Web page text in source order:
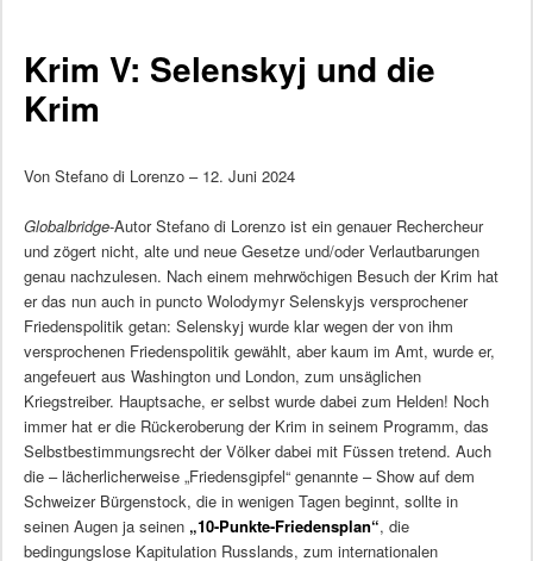
Krim V: Selenskyj und die
Krim
Von Stefano di Lorenzo – 12. Juni 2024
Globalbridge-Autor Stefano di Lorenzo ist ein genauer Rechercheur
und zögert nicht, alte und neue Gesetze und/oder Verlautbarungen
genau nachzulesen. Nach einem mehrwöchigen Besuch der Krim hat
er das nun auch in puncto Wolodymyr Selenskyjs versprochener
Friedenspolitik getan: Selenskyj wurde klar wegen der von ihm
versprochenen Friedenspolitik gewählt, aber kaum im Amt, wurde er,
angefeuert aus Washington und London, zum unsäglichen
Kriegstreiber. Hauptsache, er selbst wurde dabei zum Helden! Noch
immer hat er die Rückeroberung der Krim in seinem Programm, das
Selbstbestimmungsrecht der Völker dabei mit Füssen tretend. Auch
die – lächerlicherweise „Friedensgipfel“ genannte – Show auf dem
Schweizer Bürgenstock, die in wenigen Tagen beginnt, sollte in
seinen Augen ja seinen „10-Punkte-Friedensplan“, die
bedingungslose Kapitulation Russlands, zum internationalen